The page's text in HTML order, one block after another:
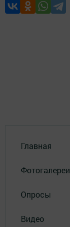
Главная
Фотогалереи
Опросы
Видео